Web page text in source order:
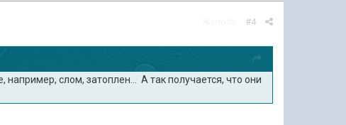
#4
слом, затоплен... А так получается, что они